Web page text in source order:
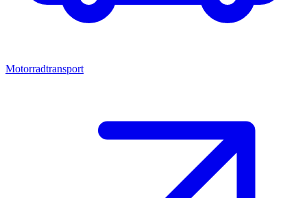
Motorradtransport